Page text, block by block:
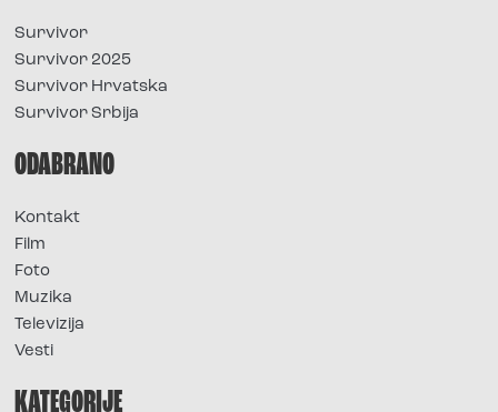
Survivor
Survivor 2025
Survivor Hrvatska
Survivor Srbija
ODABRANO
Kontakt
Film
Foto
Muzika
Televizija
Vesti
KATEGORIJE